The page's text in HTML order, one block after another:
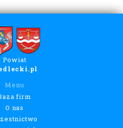
Powiat
Menu
firm
O nas
Regulamin